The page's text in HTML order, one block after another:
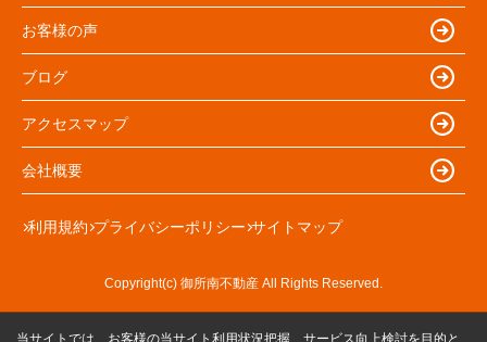
お客様の声
ブログ
アクセスマップ
会社概要
利用規約 プライバシーポリシー サイトマップ
Copyright(c) 御所南不動産 All Rights Reserved.
当サイトでは、お客様の当サイト利用状況把握、サービス向上検討を目的と